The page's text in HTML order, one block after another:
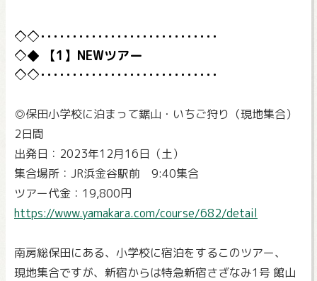
【1】NEWツアー
◎保田小学校に泊まって鋸山・いちご狩り（現地集合）
2日間
出発日：2023年12月16日（土）
集合場所：JR浜金谷駅前 9:40集合
ツアー代金：19,800円
https://www.yamakara.com/course/682/detail
南房総保田にある、小学校に宿泊をするこのツアー、
現地集合ですが、新宿からは特急新宿さざなみ1号 館山